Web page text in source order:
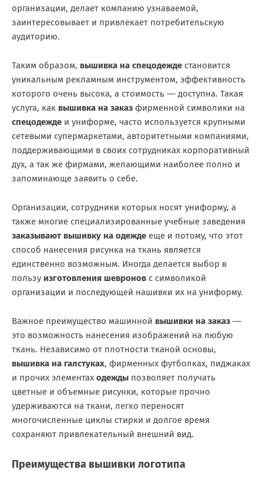
организации, делает компанию узнаваемой,
заинтересовывает и привлекает потребительскую
аудиторию.
Таким образом, вышивка на спецодежде становится
уникальным рекламным инструментом, эффективность
которого очень высока, а стоимость ― доступна. Такая
услуга, как вышивка на заказ фирменной символики на
спецодежде и униформе, часто используется крупными
сетевыми супермаркетами, авторитетными компаниями,
поддерживающими в своих сотрудниках корпоративный
дух, а так же фирмами, желающими наиболее полно и
запоминающе заявить о себе.
Организации, сотрудники которых носят униформу, а
также многие специализированные учебные заведения
заказывают вышивку на одежде еще и потому, что этот
способ нанесения рисунка на ткань является
единственно возможным. Иногда делается выбор в
пользу изготовления шевронов с символикой
организации и последующей нашивки их на униформу.
Важное преимущество машинной вышивки на заказ ―
это возможность нанесения изображений на любую
ткань. Независимо от плотности тканой основы,
вышивка на галстуках, фирменных футболках, пиджаках
и прочих элементах одежды позволяет получать
цветные и объемные рисунки, которые прочно
удерживаются на ткани, легко переносят
многочисленные циклы стирки и долгое время
сохраняют привлекательный внешний вид.
Преимущества вышивки логотипа